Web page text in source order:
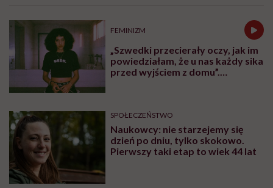
FEMINIZM
„Szwedki przecierały oczy, jak im
powiedziałam, że u nas każdy sika
przed wyjściem z domu”.
SPOŁECZEŃSTWO
Naukowcy: nie starzejemy się
dzień po dniu, tylko skokowo.
Pierwszy taki etap to wiek 44 lat